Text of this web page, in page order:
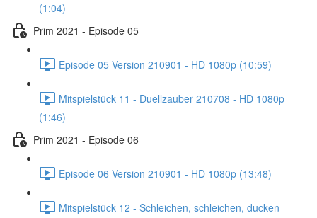
(1:04)
Prim 2021 - Episode 05
Episode 05 Version 210901 - HD 1080p (10:59)
Mitspielstück 11 - Duellzauber 210708 - HD 1080p
(1:46)
Prim 2021 - Episode 06
Episode 06 Version 210901 - HD 1080p (13:48)
Mitspielstück 12 - Schleichen, schleichen, ducken